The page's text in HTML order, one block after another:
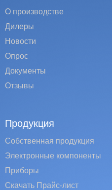
О производстве
Дилеры
Новости
Опрос
Документы
Отзывы
Продукция
Собственная продукция
Электронные компоненты
Приборы
Скачать Прайс-лист